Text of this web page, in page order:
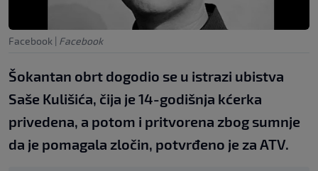
Facebook Facebook
Šokantan obrt dogodio se u istrazi ubistva
Saše Kulišića, čija je 14-godišnja kćerka
privedena, a potom i pritvorena zbog sumnje
da je pomagala zločin, potvrđeno je za ATV.